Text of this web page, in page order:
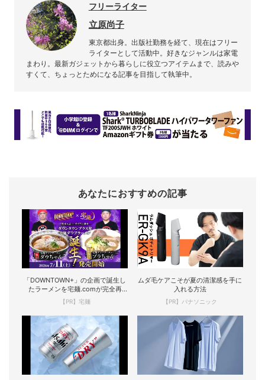
フリーライター
立原尚子
東京都出身。出版社勤務を経て、現在はフリー
ライターとして活動中。好きなジャンルは家電
まわり。最新ガジェットから暮らしに役立つアイテムまで、読みや
すくて、ちょっとためになる記事を目指して執筆中。
あなたにおすすめの記事
「DOWNTOWN+」の企画で誕生し
たラーメンを宅麺.comが完全再
現！
【PR】宅麺
ムダ毛ケアこそが夏の清潔感を手に
入れる方法
【PR】パナソニック